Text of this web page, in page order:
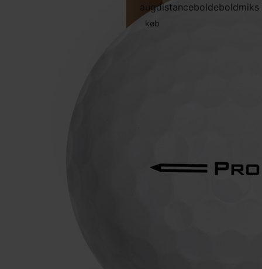
augdistanceboldeboldmiks
køb